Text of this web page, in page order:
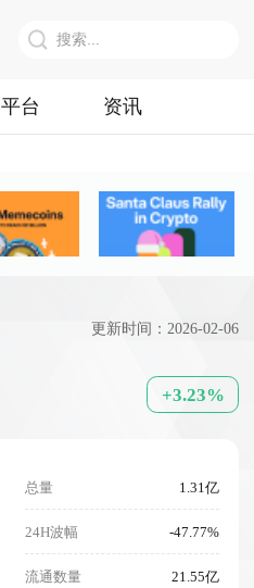
平台 资讯
更新时间：2026-02-06
+3.23%
总量 1.31亿
24H波幅 -47.77%
流通数量 21.55亿